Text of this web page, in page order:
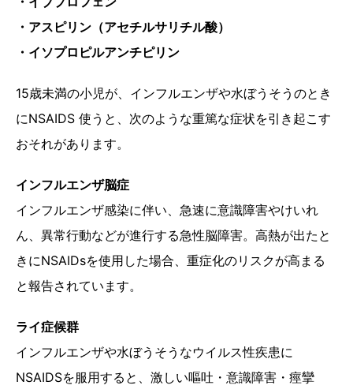
・アスピリン（アセチルサリチル酸）
・イソプロピルアンチピリン
15歳未満の小児が、インフルエンザや水ぼうそうのとき
にNSAIDS 使うと、次のような重篤な症状を引き起こす
おそれがあります。
インフルエンザ脳症
インフルエンザ感染に伴い、急速に意識障害やけいれ
ん、異常行動などが進行する急性脳障害。高熱が出たと
きにNSAIDsを使用した場合、重症化のリスクが高まる
と報告されています。
ライ症候群
インフルエンザや水ぼうそうなウイルス性疾患に
NSAIDSを服用すると、激しい嘔吐・意識障害・痙攣